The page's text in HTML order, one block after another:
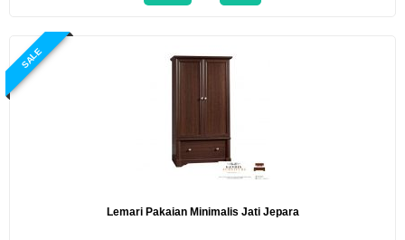
SALE
Lemari Pakaian Minimalis Jati Jepara